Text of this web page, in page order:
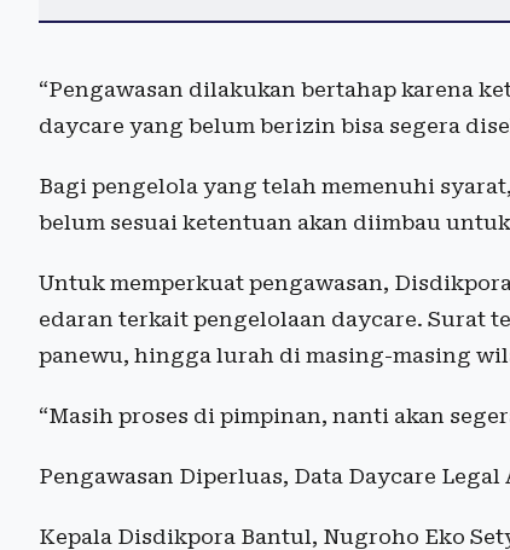
“Pengawasan dilakukan bertahap karena
daycare yang belum berizin bisa segera
Bagi pengelola yang telah memenuhi
belum sesuai ketentuan akan diimbau
Untuk memperkuat pengawasan,
edaran terkait pengelolaan daycare. Surat
panewu, hingga lurah di masing-masing
“Masih proses di pimpinan, nanti akan
Pengawasan Diperluas, Data Daycare Legal
Kepala Disdikpora Bantul, Nugroho Eko